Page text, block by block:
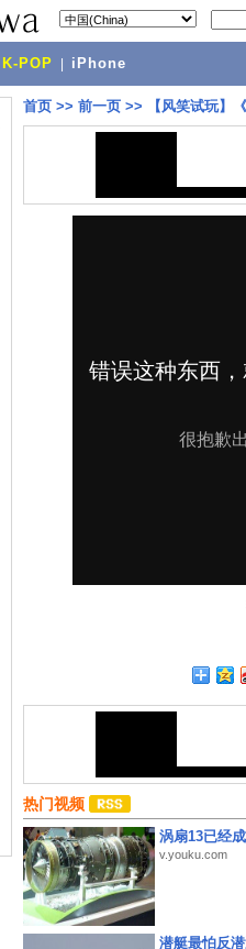
K-POP iPhone
首页 >> 前一页 >> 【风笑试玩】
热门视频
涡扇13已经
v.youku.com
潜艇最怕反